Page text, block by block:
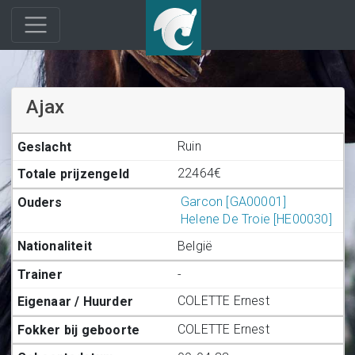
Ajax
Ruin
22464€
Garcon [GA00001]
Helene De Troie [HE00030]
België
-
COLETTE Ernest
COLETTE Ernest